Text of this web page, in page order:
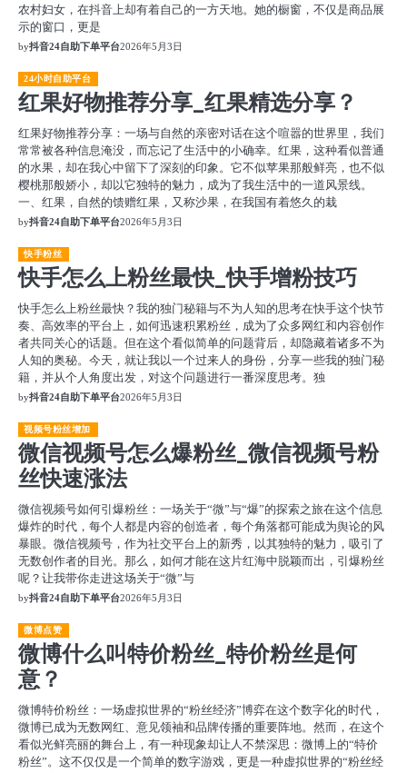
农村妇女，在抖音上却有着自己的一方天地。她的橱窗，不仅是商品展
示的窗口，更是
by抖音24自助下单平台2026年5月3日
24小时自助平台
红果好物推荐分享_红果精选分享？
红果好物推荐分享：一场与自然的亲密对话在这个喧嚣的世界里，我们
常常被各种信息淹没，而忘记了生活中的小确幸。红果，这种看似普通
的水果，却在我心中留下了深刻的印象。它不似苹果那般鲜亮，也不似
樱桃那般娇小，却以它独特的魅力，成为了我生活中的一道风景线。
一、红果，自然的馈赠红果，又称沙果，在我国有着悠久的栽
by抖音24自助下单平台2026年5月3日
快手粉丝
快手怎么上粉丝最快_快手增粉技巧
快手怎么上粉丝最快？我的独门秘籍与不为人知的思考在快手这个快节
奏、高效率的平台上，如何迅速积累粉丝，成为了众多网红和内容创作
者共同关心的话题。但在这个看似简单的问题背后，却隐藏着诸多不为
人知的奥秘。今天，就让我以一个过来人的身份，分享一些我的独门秘
籍，并从个人角度出发，对这个问题进行一番深度思考。独
by抖音24自助下单平台2026年5月3日
视频号粉丝增加
微信视频号怎么爆粉丝_微信视频号粉
丝快速涨法
微信视频号如何引爆粉丝：一场关于“微”与“爆”的探索之旅在这个信息
爆炸的时代，每个人都是内容的创造者，每个角落都可能成为舆论的风
暴眼。微信视频号，作为社交平台上的新秀，以其独特的魅力，吸引了
无数创作者的目光。那么，如何才能在这片红海中脱颖而出，引爆粉丝
呢？让我带你走进这场关于“微”与
by抖音24自助下单平台2026年5月3日
微博点赞
微博什么叫特价粉丝_特价粉丝是何
意？
微博特价粉丝：一场虚拟世界的“粉丝经济”博弈在这个数字化的时代，
微博已成为无数网红、意见领袖和品牌传播的重要阵地。然而，在这个
看似光鲜亮丽的舞台上，有一种现象却让人不禁深思：微博上的“特价
粉丝”。这不仅仅是一个简单的数字游戏，更是一种虚拟世界的“粉丝经